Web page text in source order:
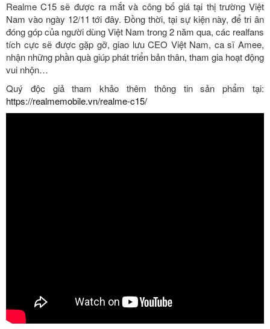
Realme C15 sẽ được ra mắt và công bố giá tại thị trường Việt
Nam vào ngày 12/11 tới đây. Đồng thời, tại sự kiện này, để tri ân
đóng góp của người dùng Việt Nam trong 2 năm qua, các realfans
tích cực sẽ được gặp gỡ, giao lưu CEO Việt Nam, ca sĩ Amee,
nhận những phần quà giúp phát triển bản thân, tham gia hoạt động
vui nhộn…
Quý độc giả tham khảo thêm thông tin sản phẩm tại:
https://realmemobile.vn/realme-c15/